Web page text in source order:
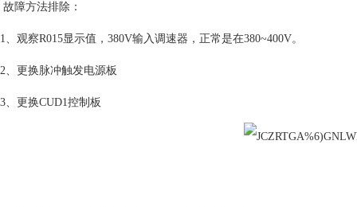
故障方法排除：
1、观察R015显示值，380V输入调速器，正常是在380~400V。
2、更换脉冲触发电源板
3、更换CUD1控制板